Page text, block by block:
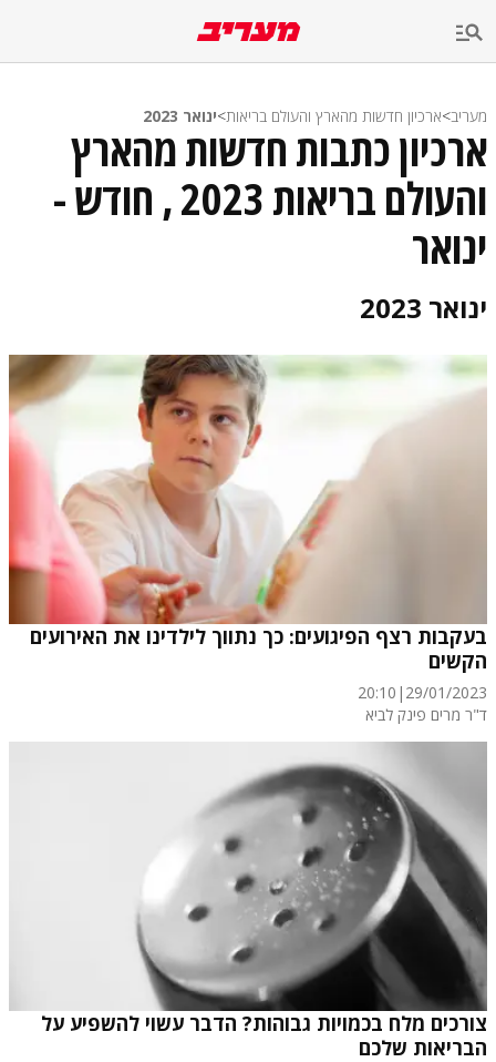
מעריב>ארכיון חדשות מהארץ והעולם בריאות>ינואר 2023
ארכיון כתבות חדשות מהארץ
והעולם בריאות 2023 , חודש -
ינואר
ינואר 2023
בעקבות רצף הפיגועים: כך נתווך לילדינו את האירועים
הקשים
29/01/2023
|
20:10
ד"ר מרים פינק לביא
צורכים מלח בכמויות גבוהות? הדבר עשוי להשפיע על
הבריאות שלכם